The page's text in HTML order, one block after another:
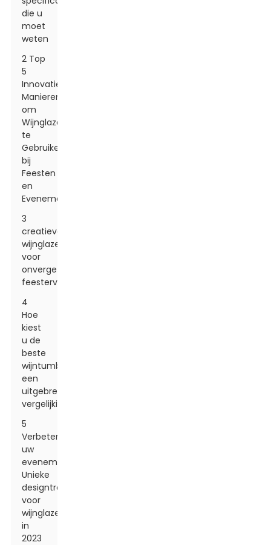
die u
moet
weten
2 Top
5
Innovatieve
Manieren
om
Wijnglazen
te
Gebruiken
bij
Feesten
en
Evenementen
3
creatieve
wijnglazen
voor
onvergetelijke
feestervaringen
4
Hoe
kiest
u de
beste
wijntumbler:
een
uitgebreide
vergelijkingsgids
5
Verbeter
uw
evenement:
Unieke
designtrends
voor
wijnglazen
in
2023